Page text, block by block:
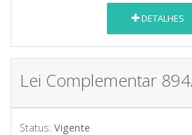
DETALHES
Lei Complementar
Status: Vigente